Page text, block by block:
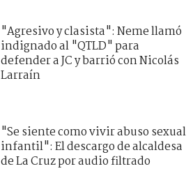
"Agresivo y clasista": Neme llamó
indignado al "QTLD" para
defender a JC y barrió con Nicolás
Larraín
"Se siente como vivir abuso sexual
infantil": El descargo de alcaldesa
de La Cruz por audio filtrado